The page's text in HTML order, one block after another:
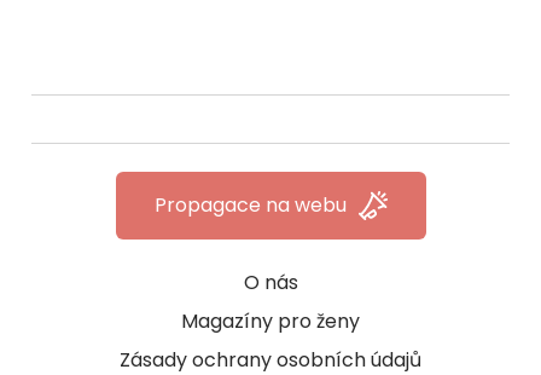
O nás
Magazíny pro ženy
Zásady ochrany osobních údajů
Propagace na webu